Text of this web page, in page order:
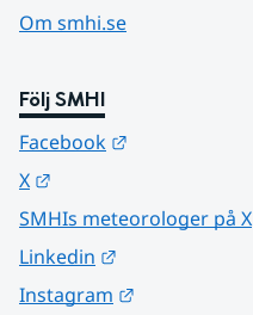
Om smhi.se
Följ SMHI
Facebook
X
SMHIs meteorologer på X
Linkedin
Instagram